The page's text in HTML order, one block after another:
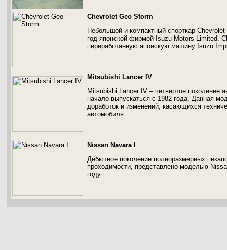
Chevrolet Geo Storm
Небольшой и компактный спорткар
год японской фирмой Isuzu Motors Limited.
переработанную японскую машину Isuzu
Mitsubishi Lancer IV
Mitsubishi Lancer IV – четвертое поколение
начало выпускаться с 1982 года. Данная
доработок и изменений, касающихся
автомобиля.
Nissan Navara I
Дебютное поколение полноразмерных
проходимости, представлено моделью
году.